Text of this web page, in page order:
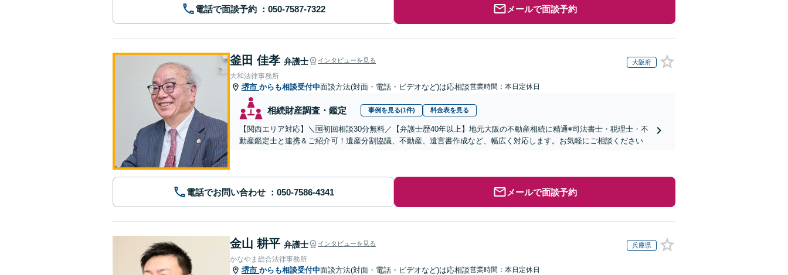
電話で面談予約 メールで面談予約
釜田 佳孝 弁護士 インタビューを見る 大阪府
大和法律事務所
堺市 からも相談受付中面談方法(対面・電話・ビデオなど)は応相談営業時間：本日定休日
相続財産調査・鑑定 事例を見る(1件) 料金表を見る
【関西エリア対応】＼🆓初回相談30分無料／【弁護士歴40年以上】地元大阪の不動産相続に精通◉司法書士・税理士・不
動産鑑定士と連携＆ご紹介可！遺産分割協議、不動産、遺言書作成など、幅広く対応します。お気軽にご相談ください
電話でお問い合わせ メールで面談予約
金山 耕平 弁護士 インタビューを見る 兵庫県
かなやま総合法律事務所
堺市 からも相談受付中面談方法(対面・電話・ビデオなど)は応相談営業時間：本日定休日